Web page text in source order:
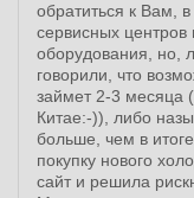
обратиться к Вам,
сервисных центров
оборудования, но,
говорили, что
займет 2-3 месяца
Китае:-)), либо
больше, чем в
покупку нового
сайт и решила